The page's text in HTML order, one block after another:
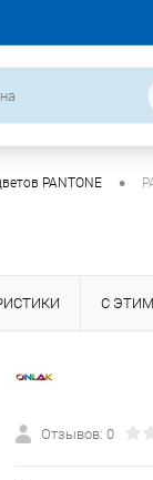
PANTONE •
С
Отзывов: 0